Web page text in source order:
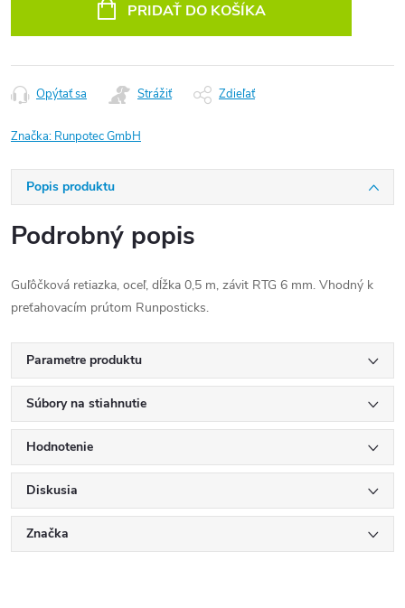
PRIDAŤ DO KOŠÍKA
Opýtať sa Strážiť Zdieľať
Značka: Runpotec GmbH
Popis produktu
Podrobný popis
Guľôčková retiazka, oceľ, dĺžka 0,5 m, závit RTG 6 mm. Vhodný k
preťahovacím prútom Runposticks.
Parametre produktu
Súbory na stiahnutie
Hodnotenie
Diskusia
Značka